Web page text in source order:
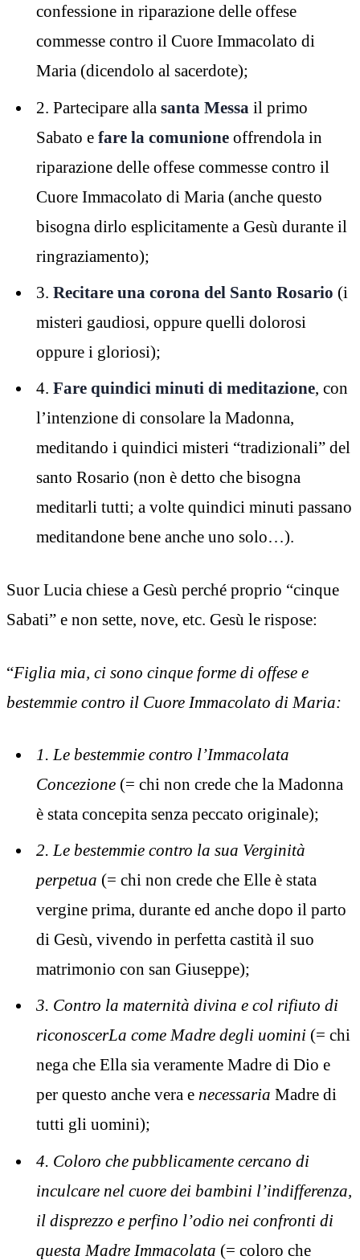
confessione in riparazione delle offese
commesse contro il Cuore Immacolato di
Maria (dicendolo al sacerdote);
2. Partecipare allasanta Messa il primo
Sabato efare la comunione offrendola in
riparazione delle offese commesse contro il
Cuore Immacolato di Maria (anche questo
bisogna dirlo esplicitamente a Gesù durante il
ringraziamento);
3.Recitare una corona del Santo Rosario (i
misteri gaudiosi, oppure quelli dolorosi
oppure i gloriosi);
4.Fare quindici minuti di meditazione, con
l’intenzione di consolare la Madonna,
meditando i quindici misteri “tradizionali” del
santo Rosario (non è detto che bisogna
meditarli tutti; a volte quindici minuti passano
meditandone bene anche uno solo…).
Suor Lucia chiese a Gesù perché proprio “cinque
Sabati” e non sette, nove, etc. Gesù le rispose:
“Figlia mia, ci sono cinque forme di offese e
bestemmie contro il Cuore Immacolato di Maria:
1. Le bestemmie contro l’Immacolata
Concezione (= chi non crede che la Madonna
è stata concepita senza peccato originale);
2. Le bestemmie contro la sua Verginità
perpetua (= chi non crede che Elle è stata
vergine prima, durante ed anche dopo il parto
di Gesù, vivendo in perfetta castità il suo
matrimonio con san Giuseppe);
3. Contro la maternità divina e col rifiuto di
riconoscerLa come Madre degli uomini (= chi
nega che Ella sia veramente Madre di Dio e
per questo anche vera e necessariaMadre di
tutti gli uomini);
4. Coloro che pubblicamente cercano di
inculcare nel cuore dei bambini l’indifferenza,
il disprezzo e perfino l’odio nei confronti di
questa Madre Immacolata (= coloro che